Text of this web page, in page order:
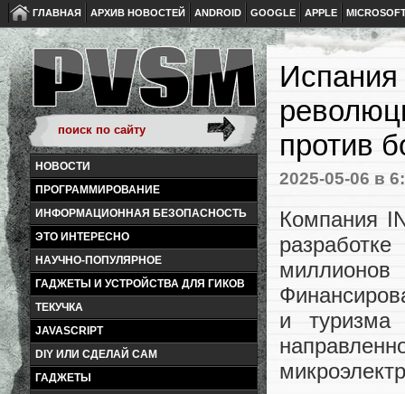
ГЛАВНАЯ АРХИВ НОВОСТЕЙ ANDROID GOOGLE APPLE
НОВОСТИ
ПРОГРАММИРОВАНИЕ
ИНФОРМАЦИОННАЯ БЕЗОПАСНОСТЬ
ЭТО ИНТЕРЕСНО
НАУЧНО-ПОПУЛЯРНОЕ
ГАДЖЕТЫ И УСТРОЙСТВА ДЛЯ ГИКОВ
ТЕКУЧКА
JAVASCRIPT
DIY ИЛИ СДЕЛАЙ САМ
ГАДЖЕТЫ
Испания
против
2025-05-06 в
Компания
и туризма